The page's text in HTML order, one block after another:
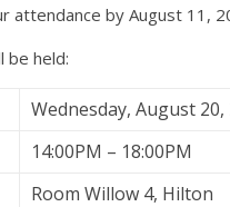
attendance by August 11,
be held:
Wednesday, August 20,
14:00PM – 18:00PM
Room Willow 4, Hilton